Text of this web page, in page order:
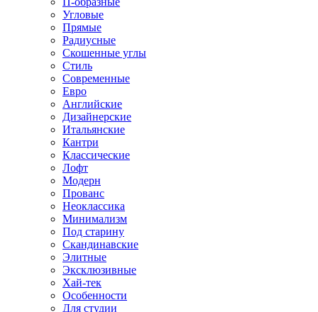
Угловые
Прямые
Радиусные
Скошенные углы
Стиль
Современные
Евро
Английские
Дизайнерские
Итальянские
Кантри
Классические
Лофт
Модерн
Прованс
Неоклассика
Минимализм
Под старину
Скандинавские
Элитные
Эксклюзивные
Хай-тек
Особенности
Для студии